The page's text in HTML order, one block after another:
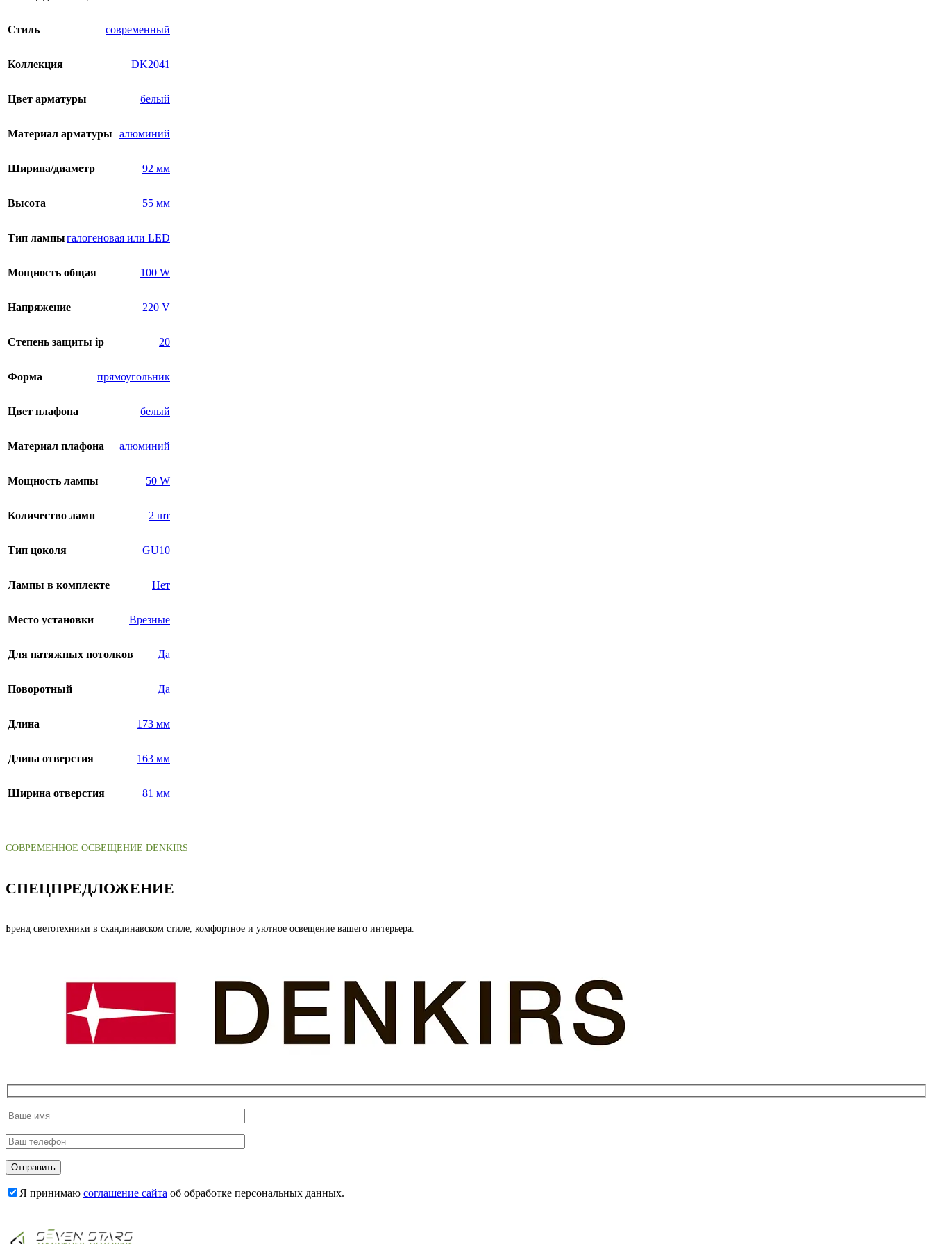
Стиль современный
Коллекция DK2041
Цвет арматуры белый
Материал арматуры алюминий
Ширина/диаметр 92 мм
Высота 55 мм
Тип лампыгалогеновая или LED
Мощность общая 100 W
Напряжение 220 V
Степень защиты ip 20
Форма прямоугольник
Цвет плафона белый
Материал плафона алюминий
Мощность лампы 50 W
Количество ламп 2 шт
Тип цоколя GU10
Лампы в комплекте Нет
Место установки Врезные
Для натяжных потолков Да
Поворотный Да
Длина 173 мм
Длина отверстия 163 мм
Ширина отверстия 81 мм
СОВРЕМЕННОЕ ОСВЕЩЕНИЕ DENKIRS
СПЕЦПРЕДЛОЖЕНИЕ
Бренд светотехники в скандинавском стиле, комфортное и уютное освещение вашего интерьера.
Я принимаю соглашение сайта об обработке персональных данных.